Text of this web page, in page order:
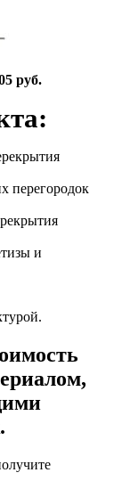
руб.
перегородок
и